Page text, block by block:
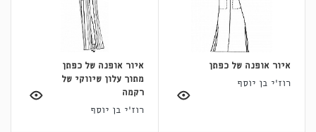
איור אופנה של כפתן
רוז'י בן יוסף
איור אופנה של כפתן
מתוך עלון שיווקי של
רקמה
רוז'י בן יוסף